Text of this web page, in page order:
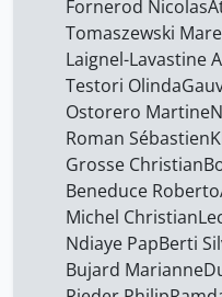
Fornerod Nicolas
Tomaszewski
Laignel-Lavastine
Testori Olinda
Ostorero Martine
Roman Sébastien
Grosse Christian
Beneduce Roberto
Michel Christian
Ndiaye PapBerti
Bujard Marianne